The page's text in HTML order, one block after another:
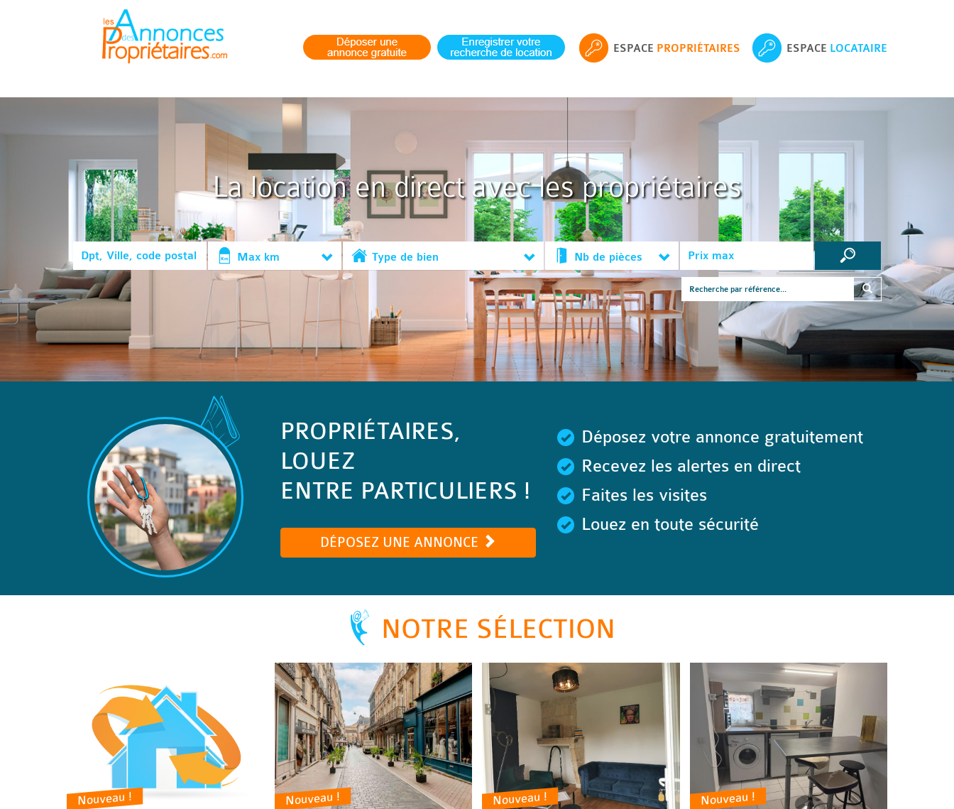
ESPACE PROPRIÉTAIRES ESPACE LOCATAIRE
La location en direct avec les propriétaires
Max km Type de bien Nb de pièces
PROPRIÉTAIRES,
LOUEZ
ENTRE PARTICULIERS !
DÉPOSEZ UNE ANNONCE
Déposez votre annonce gratuitement
Recevez les alertes en direct
Faites les visites
Louez en toute sécurité
NOTRE SÉLECTION
Nouveau ! Nouveau ! Nouveau ! Nouveau !